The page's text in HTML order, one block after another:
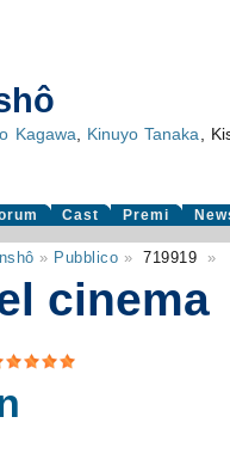
Kagawa Kinuyo Tanaka ,
Cast Premi
» Pubblico » 719919 »
cinema